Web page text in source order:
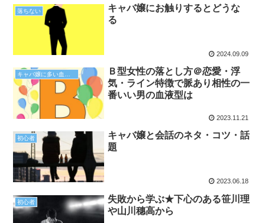
落ちない
キャバ嬢にお触りするとどうな
る
2024.09.09
キャバ嬢に多い血液型と相性
Ｂ型女性の落とし方＠恋愛・浮
気・ライン特徴で脈あり相性の一
番いい男の血液型は
2023.11.21
初心者
キャバ嬢と会話のネタ・コツ・話
題
2023.06.18
初心者
失敗から学ぶ★下心のある笹川理
や山川穗高から